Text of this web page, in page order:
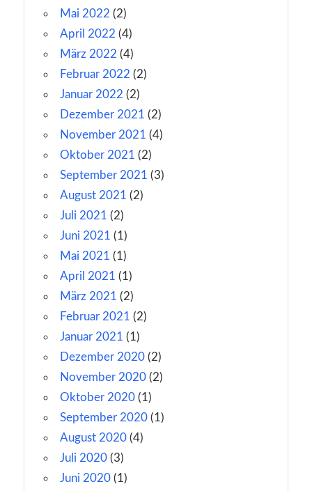
Mai 2022 (2)
April 2022 (4)
März 2022 (4)
Februar 2022 (2)
Januar 2022 (2)
Dezember 2021 (2)
November 2021 (4)
Oktober 2021 (2)
September 2021 (3)
August 2021 (2)
Juli 2021 (2)
Juni 2021 (1)
Mai 2021 (1)
April 2021 (1)
März 2021 (2)
Februar 2021 (2)
Januar 2021 (1)
Dezember 2020 (2)
November 2020 (2)
Oktober 2020 (1)
September 2020 (1)
August 2020 (4)
Juli 2020 (3)
Juni 2020 (1)